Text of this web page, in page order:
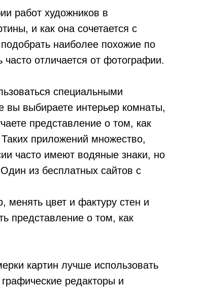
работ художников в
и как она сочетается с
наиболее похожие по
отличается от фотографии.
специальными
выбираете интерьер комнаты,
представление о том, как
приложений множество,
часто имеют водяные знаки, но
из бесплатных сайтов с
цвет и фактуру стен и
представление о том, как
картин лучше использовать
редакторы и